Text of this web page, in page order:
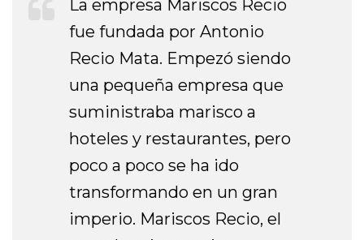
La empresa Mariscos Recio
fue fundada por Antonio
Recio Mata. Empezó siendo
una pequeña empresa que
suministraba marisco a
hoteles y restaurantes, pero
poco a poco se ha ido
transformando en un gran
imperio. Mariscos Recio, el